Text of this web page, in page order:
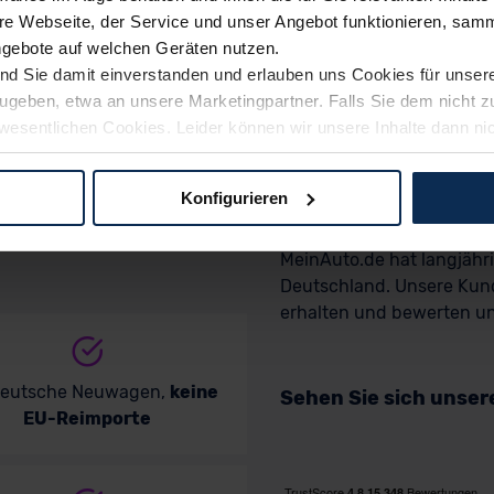
Webseite, der Service und unser Angebot funktionieren,
auf welchen Geräten nutzen.
Sie damit einverstanden und erlauben uns Cookies für
etwa an unsere Marketingpartner. Falls Sie dem nicht
Cookies. Leider können wir unsere Inhalte dann
Weg zu Ihrem Neuwagen unterstützen. Sie können die
außerhalb der EU zu übermitteln oder dort verarbeiten zu
der EU erfolgt, erfolgt dies ausschließlich auf der
der EU-Kommission (Art. 45 Abs. 1 DSGVO), von
Sie hierzu Ihre Einwilligung freiwillig erteilen. Nähere
über den Kontakt zu unserem Datenschutzbeauftragten
Konfigurieren
Neuwagen, keine
EU-Reimporte
Wir sind stolz auf
MeinAuto.de hat
Deutschland. Unsere
erhalten und bewerten
Sehen Sie sich